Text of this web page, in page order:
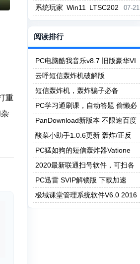
重
代
07-21
系统玩家 Win11 LTSC202
4 26200.8875优化版
阅读排行
PC电脑酷我音乐v8.7 旧版豪华VI
P版 永久可用
云呼短信轰炸机破解版
短信轰炸机，轰炸骗子必备
PC学习通刷课，自动答题 偷懒必
备
PanDownload新版本 不限速百度
网盘
酸菜小助手1.0.6更新 轰炸/正反
查/等众多小功能
PC猛如狗的短信轰炸器Vatione
2020最新联通扫号软件，可扫各
类套餐手机靓号
PC迅雷 SVIP解锁版 下载加速
极域课堂管理系统软件V6.0 2016
豪华版